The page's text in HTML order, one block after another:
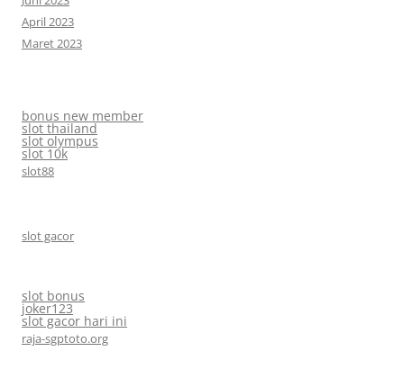
April 2023
Maret 2023
bonus new member
slot thailand
slot olympus
slot 10k
slot88
slot gacor
slot bonus
joker123
slot gacor hari ini
raja-sgptoto.org